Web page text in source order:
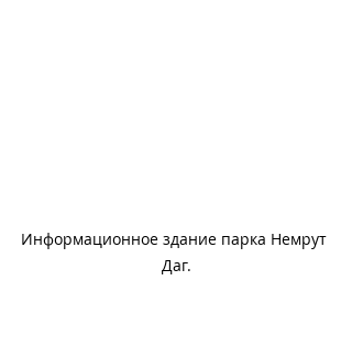
Информационное здание парка Немрут
Даг.